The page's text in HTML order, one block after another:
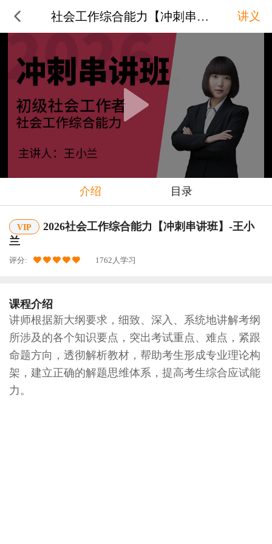
社会工作综合能力【冲刺串讲班】- 讲义
介绍 目录
VIP
2026社会工作综合能力【冲刺串讲班】-王小
兰
评分: 1762人学习
课程介绍
讲师根据新大纲要求，细致、深入、系统地讲解考纲
所涉及的各个知识要点，突出考试重点、难点，紧跟
命题方向，透彻解析教材，帮助考生形成专业理论构
架，建立正确的解题思维体系，提高考生综合应试能
力。